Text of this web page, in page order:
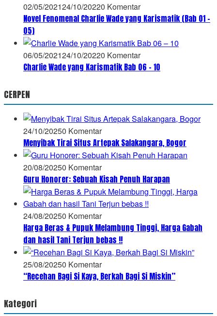
02/05/202124/10/20220 Komentar
Novel Fenomenal Charlie Wade yang Karismatik (Bab 01 –
05)
06/05/202124/10/20220 Komentar
Charlie Wade yang Karismatik Bab 06 – 10
CERPEN
24/10/20250 Komentar
Menyibak Tirai Situs Artepak Salakangara, Bogor
20/08/20250 Komentar
Guru Honorer: Sebuah Kisah Penuh Harapan
24/08/20250 Komentar
Harga Beras & Pupuk Melambung Tinggi, Harga Gabah
dan hasil Tani Terjun bebas !!
25/08/20250 Komentar
“Recehan Bagi Si Kaya, Berkah Bagi Si Miskin”
Kategori